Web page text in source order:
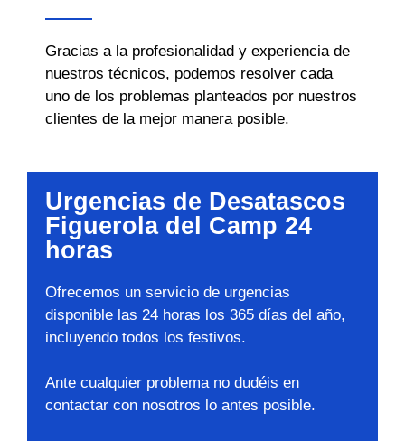
Gracias a la profesionalidad y experiencia de
nuestros técnicos, podemos resolver cada
uno de los problemas planteados por nuestros
clientes de la mejor manera posible.
Urgencias de Desatascos
Figuerola del Camp 24
horas
Ofrecemos un servicio de urgencias
disponible las 24 horas los 365 días del año,
incluyendo todos los festivos.
Ante cualquier problema no dudéis en
contactar con nosotros lo antes posible.